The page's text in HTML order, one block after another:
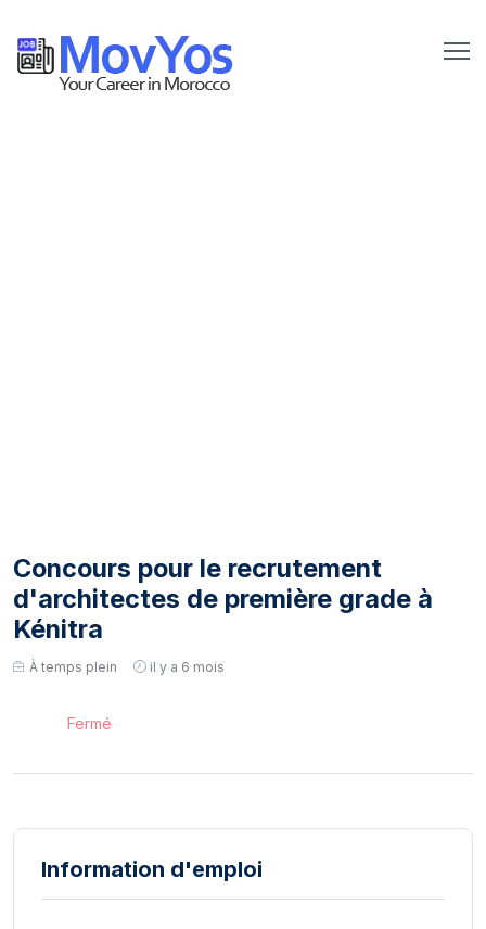
Concours pour le recrutement
d'architectes de première grade à
Kénitra
À temps plein il y a 6 mois
Fermé
Information d'emploi